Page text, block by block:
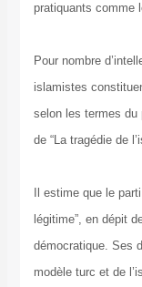
pratiquants comme
Pour nombre
islamistes
selon les termes du
de “La tragédie de
Il estime que le
légitime”, en dépit
démocratique. Ses
modèle turc et de